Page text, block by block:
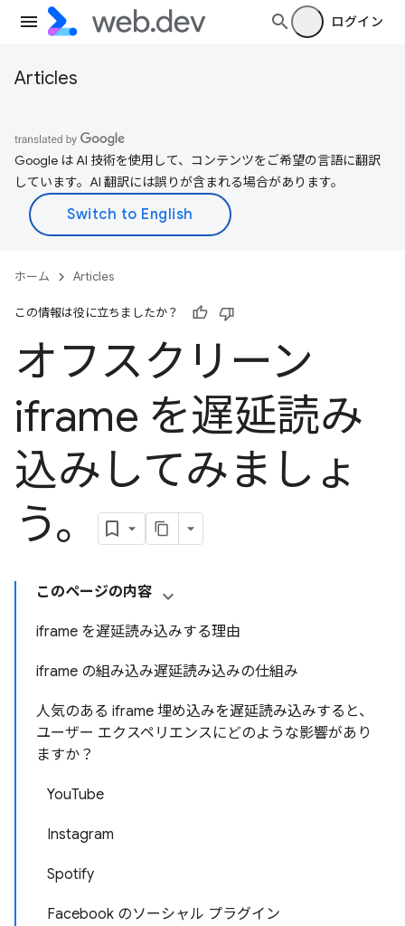
ログイン
Articles
Google は AI 技術を使用して、コンテンツをご希望の言語に翻訳
しています。AI 翻訳には誤りが含まれる場合があります。
ホーム Articles
この情報は役に立ちましたか？
オフスクリーン
iframe を遅延読み
込みしてみましょ
う。
このページの内容
iframe を遅延読み込みする理由
iframe の組み込み遅延読み込みの仕組み
人気のある iframe 埋め込みを遅延読み込みすると、
ユーザー エクスペリエンスにどのような影響があり
ますか？
YouTube
Instagram
Spotify
Facebook のソーシャル プラグイン